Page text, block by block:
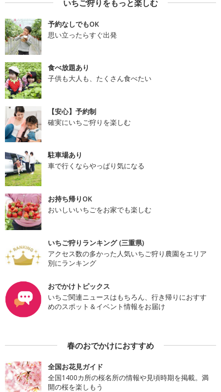
いちご狩りをもっと楽しむ
予約なしでもOK
思い立ったらすぐ出発
食べ放題あり
子供も大人も、たくさん食べたい
【安心】予約制
確実にいちご狩りを楽しむ
駐車場あり
車で行くならやっぱり気になる
お持ち帰りOK
おいしいいちごをお家でも楽しむ
いちご狩りランキング (三重県)
アクセス数の多かった人気いちご狩り農園をエリア
別にランキング
おでかけトピックス
いちご関連ニュースはもちろん、行き帰りにおすす
めのスポット＆イベント情報をお届け
春のおでかけにおすすめ
全国お花見ガイド
全国1400カ所の桜名所の情報や見頃時期を掲載。満
開の桜を楽しもう